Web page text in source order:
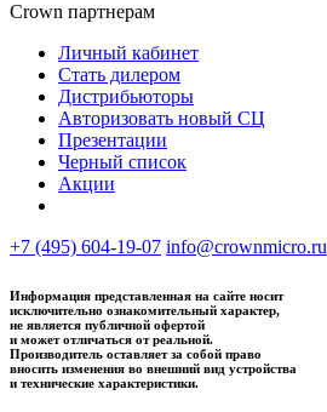
Crown партнерам
Личный кабинет
Стать дилером
Дистрибьюторы
Авторизовать новый СЦ
Презентации
Черный список
Акции
+7 (495) 604-19-07 info@crownmicro.ru
Информация представленная на сайте носит
исключительно ознакомительный характер,
не является публичной офертой
и может отличаться от реальной.
Производитель оставляет за собой право
вносить изменения во внешний вид устройства
и технические характеристики.